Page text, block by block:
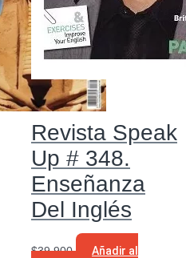
Idiomas
Revista Speak
Up # 348.
Enseñanza
Del Inglés
$39.900
Añadir al